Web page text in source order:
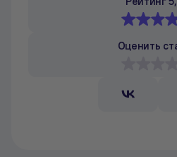
Оценить